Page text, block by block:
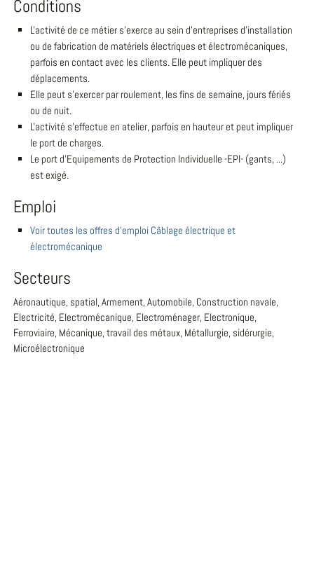
Conditions
L'activité de ce métier s'exerce au sein d'entreprises d'installation
ou de fabrication de matériels électriques et électromécaniques,
parfois en contact avec les clients. Elle peut impliquer des
déplacements.
Elle peut s'exercer par roulement, les fins de semaine, jours fériés
ou de nuit.
L'activité s'effectue en atelier, parfois en hauteur et peut impliquer
le port de charges.
Le port d'Equipements de Protection Individuelle -EPI- (gants, ...)
est exigé.
Emploi
Voir toutes les offres d'emploi Câblage électrique et
électromécanique
Secteurs
Aéronautique, spatial, Armement, Automobile, Construction navale,
Electricité, Electromécanique, Electroménager, Electronique,
Ferroviaire, Mécanique, travail des métaux, Métallurgie, sidérurgie,
Microélectronique